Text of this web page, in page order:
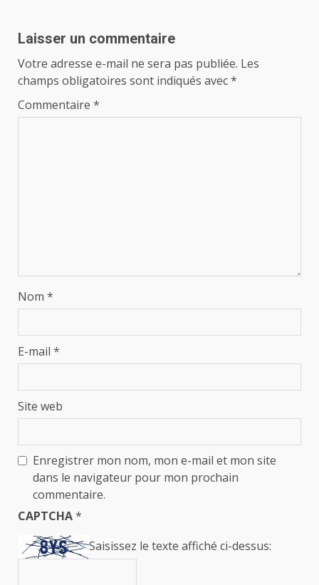
Laisser un commentaire
Votre adresse e-mail ne sera pas publiée. Les
champs obligatoires sont indiqués avec*
Commentaire *
Nom *
E-mail *
Site web
Enregistrer mon nom, mon e-mail et mon site
dans le navigateur pour mon prochain
commentaire.
CAPTCHA*
Saisissez le texte affiché ci-dessus: